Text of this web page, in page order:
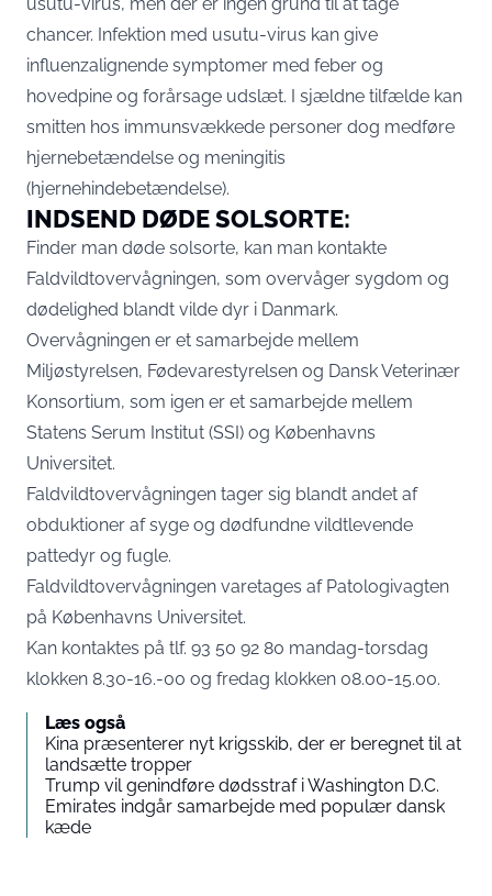
chancer. Infektion med usutu-virus kan give
influenzalignende symptomer med feber og
hovedpine og forårsage udslæt. I sjældne tilfælde kan
smitten hos immunsvækkede personer dog medføre
hjernebetændelse og meningitis
(hjernehindebetændelse).
INDSEND DØDE SOLSORTE:
Finder man døde solsorte, kan man kontakte
Faldvildtovervågningen, som overvåger sygdom og
dødelighed blandt vilde dyr i Danmark.
Overvågningen er et samarbejde mellem
Miljøstyrelsen, Fødevarestyrelsen og Dansk Veterinær
Konsortium, som igen er et samarbejde mellem
Statens Serum Institut (SSI) og Københavns
Universitet.
Faldvildtovervågningen tager sig blandt andet af
obduktioner af syge og dødfundne vildtlevende
pattedyr og fugle.
Faldvildtovervågningen varetages af Patologivagten
på Københavns Universitet.
Kan kontaktes på tlf. 93 50 92 80 mandag-torsdag
klokken 8.30-16.-00 og fredag klokken 08.00-15.00.
Læs også
Kina præsenterer nyt krigsskib, der er beregnet til at
landsætte tropper
Trump vil genindføre dødsstraf i Washington D.C.
Emirates indgår samarbejde med populær dansk
kæde